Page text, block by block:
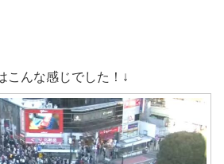
こんな感じでした！↓